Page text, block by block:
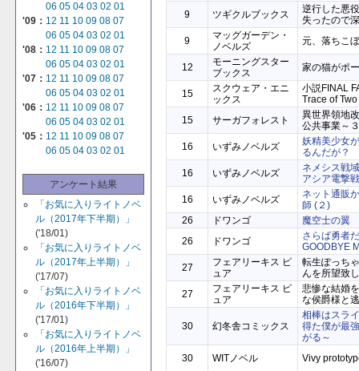
06 05 04 03 02 01
'09： 12 11 10 09 08 07
06 05 04 03 02 01
'08： 12 11 10 09 08 07
06 05 04 03 02 01
'07： 12 11 10 09 08 07
06 05 04 03 02 01
'06： 12 11 10 09 08 07
06 05 04 03 02 01
'05： 12 11 10 09 08 07
06 05 04 03 02 01
アンケート結果
「お気に入りライトノベ
ル（2017年下半期）」
('18/01)
「お気に入りライトノベ
ル（2017年上半期）」
('17/07)
「お気に入りライトノベ
ル（2016年下半期）」
('17/01)
「お気に入りライトノベ
ル（2016年上半期）」
('16/07)
9
ツギクルブックス
逆行した悪
失ったので
9
マッグガーデン・
ノベルズ
元、落ちこ
12
モーニングスター
ブックス
家の猫がポ
15
スクウェア・エニ
ックス
小説FINAL
Trace of
15
サーガフォレスト
異世界領地
公共事業～３
16
いずみノベルズ
妖精美少女
るんだが？
16
いずみノベルズ
ネメシス戦
アシア電撃戦
16
いずみノベルズ
ネット通販
師 (２)
26
ドワンゴ
魔空士の翼
26
ドワンゴ
さらば勇者
GOODBYE
27
フェアリーキス ピ
ュア
転生ぽっち
んを所望致
27
フェアリーキス ピ
ュア
悲惨な結婚
な侯爵様と
30 幻冬舎コミックス
相棒はスラ
得た僕が最
がる～
30
WITノベル Vivy